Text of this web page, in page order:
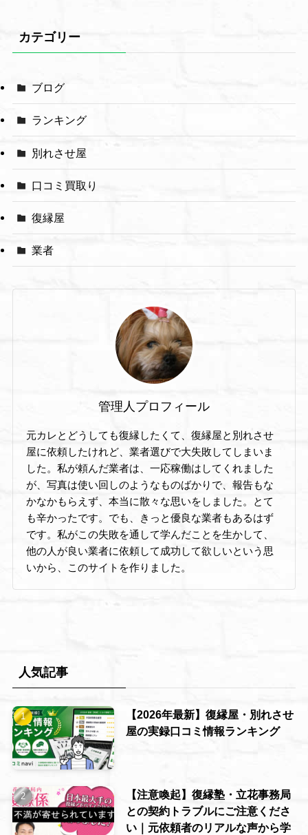
カテゴリー
ブログ
ランキング
別れさせ屋
口コミ買取り
復縁屋
業者
管理人プロフィール
元カレとどうしても復縁したくて、復縁屋と別れさせ
屋に依頼したけれど、業者選びで大失敗してしまいま
した。私が頼んだ業者は、一応稼働はしてくれました
が、写真は使い回しのようなものばかりで、報告もな
かなかもらえず、本当に散々な思いをしました。とて
も辛かったです。でも、きっと優良な業者もあるはず
です。私がこの失敗を通して学んだことを生かして、
他の人が良い業者に依頼して成功して欲しいという思
いから、このサイトを作りました。
人気記事
【2026年最新】復縁屋・別れさせ
屋の実録口コミ情報ランキング
【注意喚起】復縁塾・立花事務局
との契約トラブルにご注意くださ
い｜元依頼者のリアルな声から学